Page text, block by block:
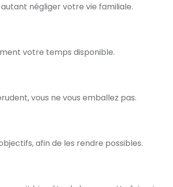
négliger votre vie familiale.
votre temps disponible.
vous ne vous emballez pas.
afin de les rendre possibles.